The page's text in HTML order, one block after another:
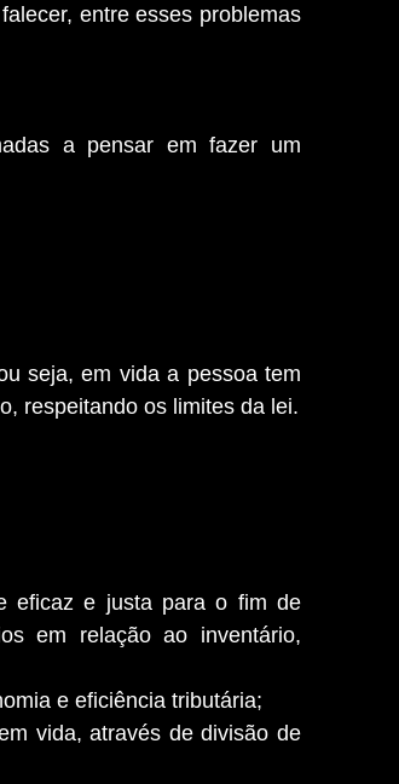
entre esses problemas
a pensar em fazer um
seja, em vida a pessoa tem
respeitando os limites da lei.
eficaz e justa para o fim de
em relação ao inventário,
e eficiência tributária;
vida, através de divisão de